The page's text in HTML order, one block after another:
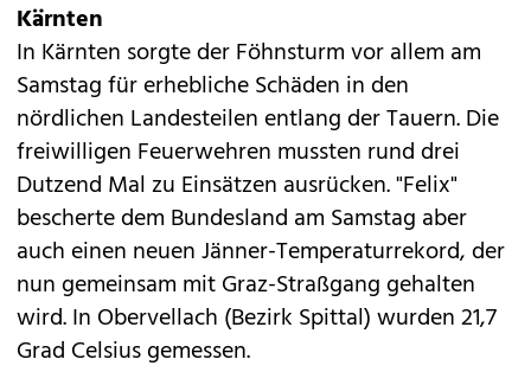
Kärnten
In Kärnten sorgte der Föhnsturm vor allem am
Samstag für erhebliche Schäden in den
nördlichen Landesteilen entlang der Tauern. Die
freiwilligen Feuerwehren mussten rund drei
Dutzend Mal zu Einsätzen ausrücken. "Felix"
bescherte dem Bundesland am Samstag aber
auch einen neuen Jänner-Temperaturrekord, der
nun gemeinsam mit Graz-Straßgang gehalten
wird. In Obervellach (Bezirk Spittal) wurden 21,7
Grad Celsius gemessen.